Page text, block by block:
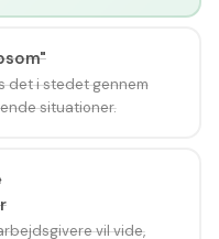
det i stedet gennem
situationer.
vil vide,